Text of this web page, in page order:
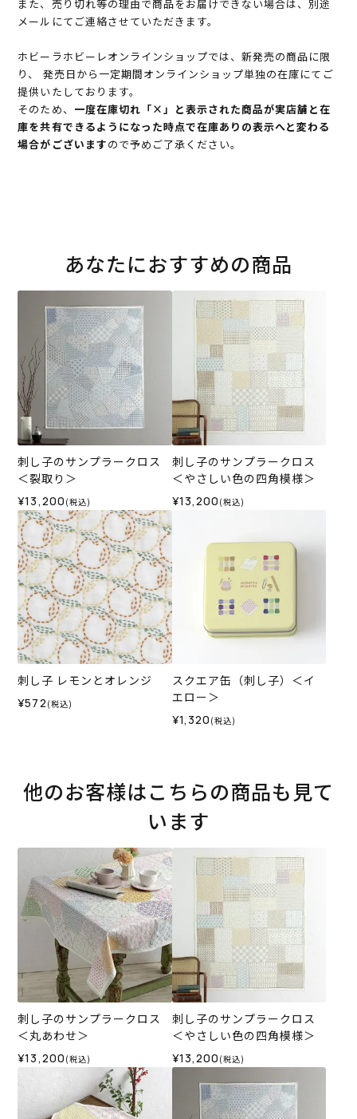
また、売り切れ等の理由で商品をお届けできない場合は、別途
メールにてご連絡させていただきます。
ホビーラホビーレオンラインショップでは、新発売の商品に限
り、 発売日から一定期間オンラインショップ単独の在庫にてご
提供いたしております。
そのため、 一度在庫切れ「×」と表示された商品が実店舗と在
庫を共有できるようになった時点で在庫ありの表示へと変わる
場合がございますので予めご了承ください。
あなたにおすすめの商品
刺し子のサンプラークロス
＜裂取り＞
¥13,200 (税込)
刺し子のサンプラークロス
＜やさしい色の四角模様＞
¥13,200 (税込)
刺し子 レモンとオレンジ
¥572 (税込)
スクエア缶（刺し子）＜イ
エロー＞
¥1,320 (税込)
他のお客様はこちらの商品も見て
います
刺し子のサンプラークロス
＜丸あわせ＞
¥13,200 (税込)
刺し子のサンプラークロス
＜やさしい色の四角模様＞
¥13,200 (税込)